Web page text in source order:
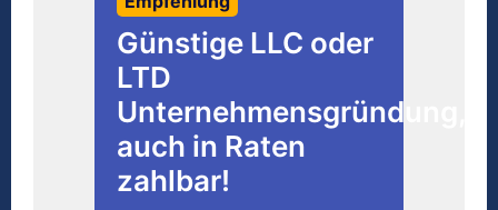
Günstige LLC oder
LTD
Unternehmensgründung,
auch in Raten
zahlbar!